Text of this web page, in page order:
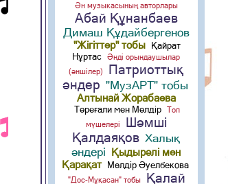
Ән музыкасының авторлары
Абай Құнанбаев
Димаш Құдайбергенов
"Жігіттер" тобы
Қайрат
Нұртас
Әнді орындаушылар
(әншілер)
Патриоттық
әндер "МузАРТ" тобы
Алтынай Жорабаева
Төреғали мен Мөлдір
Топ
мүшелері
Шәмші
Қалдаяқов Халық
әндері Қыдырәлі мен
Қарақат
Мөлдір Әуелбекова
"Дос-Мұқасан" тобы
Қалай